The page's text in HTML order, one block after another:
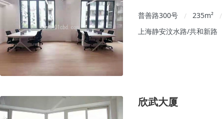
普善路300号 / 235m²
/
上海静安汶水路/共和新路
欣武大厦